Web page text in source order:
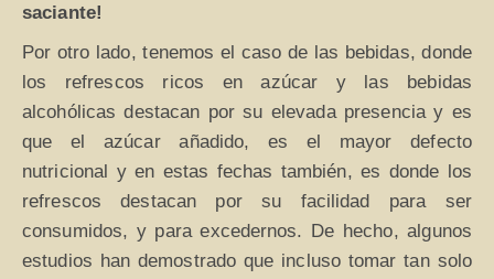
saciante!
Por otro lado, tenemos el caso de las bebidas, donde
los refrescos ricos en azúcar y las bebidas
alcohólicas destacan por su elevada presencia y es
que el azúcar añadido, es el mayor defecto
nutricional y en estas fechas también, es donde los
refrescos destacan por su facilidad para ser
consumidos, y para excedernos. De hecho, algunos
estudios han demostrado que incluso tomar tan solo